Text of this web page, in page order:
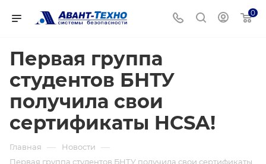
0
Первая группа
студентов БНТУ
получила свои
сертификаты HCSA!
Главная — Новости —
Первая группа студентов БНТУ получила свои сертификаты